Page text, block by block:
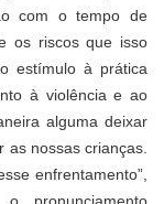
com o tempo de
os riscos que isso
estímulo à prática
à violência e ao
alguma deixar
nossas crianças.
enfrentamento”,